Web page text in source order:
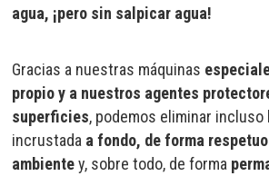
agua, ¡pero sin salpicar agua!
Gracias a nuestras máquinas
propio y a nuestros agentes
superficies, podemos eliminar incluso
incrustada a fondo, de forma
ambientey, sobre todo, de forma